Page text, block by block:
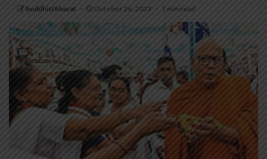
buddhistbharat October 26, 2023 1 min read